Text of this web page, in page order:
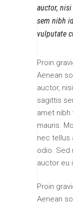
auctor,
sem nibh
vulputate
Proin
Aenean
auctor,
sagittis
amet
mauris.
nec tellus
odio. Sed
auctor eu
Proin
Aenean